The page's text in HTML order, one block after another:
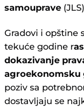
samouprave
Gradovi i opštine
tekuće godine r
dokazivanje
agroekonomsku
poziv sa
dostavljaju se